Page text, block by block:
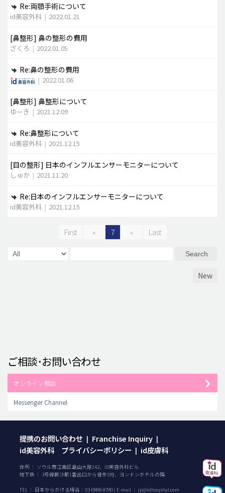
Re:両顎手術について
id美容外科 | 2022.01.21
[鼻整形] 鼻の整形の費用
ざくろ | 2022.01.05
Re:鼻の整形の費用
| 2022.01.06
[鼻整形] 鼻整形について
ゆーき | 2021.12.09
Re:鼻整形について
id美容外科 | 2021.12.15
[目の整形] 日本のインフルエンサーモニターについて
しゅか | 2021.11.20
Re:日本のインフルエンサーモニターについて
id美容外科 | 2021.12.15
First « 7 » Last
Search
New
ご相談･お問い合わせ
オンライン相談
Messenger Channel
提携のお問い合わせ | Franchise Inquiry |
id美容外科 プライバシーポリシー | id皮膚科
住所 ： ソウル市江南区島山大路142、ID美容外科ビル
地下鉄 ： 3号線新沙駅1番出口から徒歩5分、ヨンドンホテルの隣
TEL ： 日本からかける場合： 03-6868-8780 | E-mail ： jp@idhospital.com